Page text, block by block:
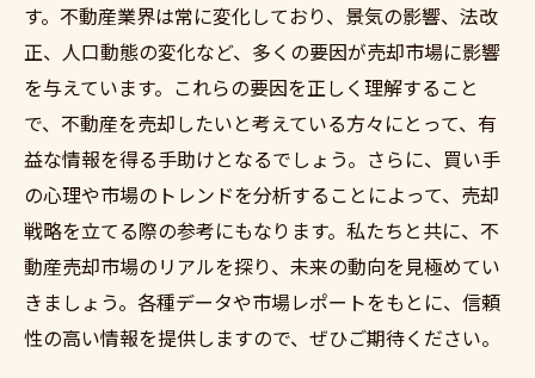
す。不動産業界は常に変化しており、景気の影響、法改
正、人口動態の変化など、多くの要因が売却市場に影響
を与えています。これらの要因を正しく理解すること
で、不動産を売却したいと考えている方々にとって、有
益な情報を得る手助けとなるでしょう。さらに、買い手
の心理や市場のトレンドを分析することによって、売却
戦略を立てる際の参考にもなります。私たちと共に、不
動産売却市場のリアルを探り、未来の動向を見極めてい
きましょう。各種データや市場レポートをもとに、信頼
性の高い情報を提供しますので、ぜひご期待ください。